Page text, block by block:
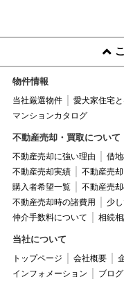
物件情報
当社厳選物件 愛犬家住宅
マンションカタログ
不動産売却・買取について
不動産売却に強い理由 借
不動産売却実績
不動産売
購入者希望一覧
不動産売
不動産売却時の諸費用
少
仲介手数料について
相続
当社について
トップページ 会社概要
インフォメーション
ブログ